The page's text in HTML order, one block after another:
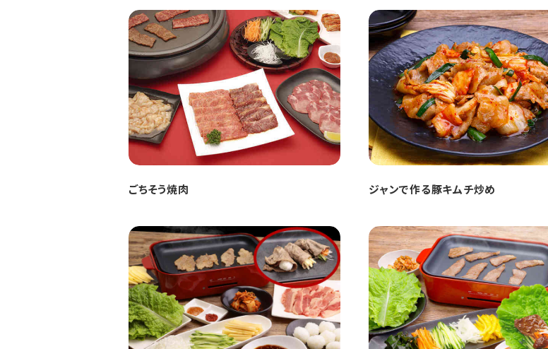
ごちそう焼肉 ジャンで作る豚キムチ炒め